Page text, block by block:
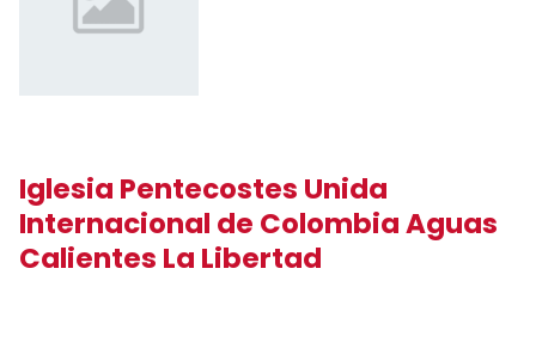
Iglesia Pentecostes Unida
Internacional de Colombia Aguas
Calientes La Libertad